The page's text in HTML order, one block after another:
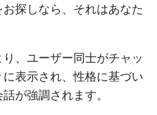
探しなら、それはあなた
、ユーザー同士がチャッ
表示され、性格に基づい
が強調されます。